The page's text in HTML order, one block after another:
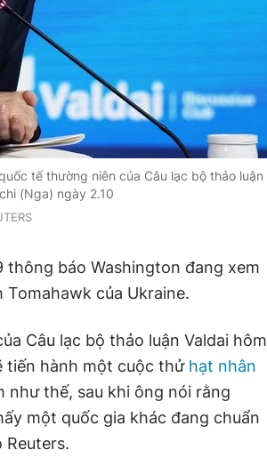
tế thường niên của Câu lạc bộ thảo luận
(Nga) ngày 2.10
báo Washington đang xem
của Ukraine.
Câu lạc bộ thảo luận Valdai hôm
tiến hành một cuộc thử hạt nhân
như thế, sau khi ông nói rằng
một quốc gia khác đang chuẩn